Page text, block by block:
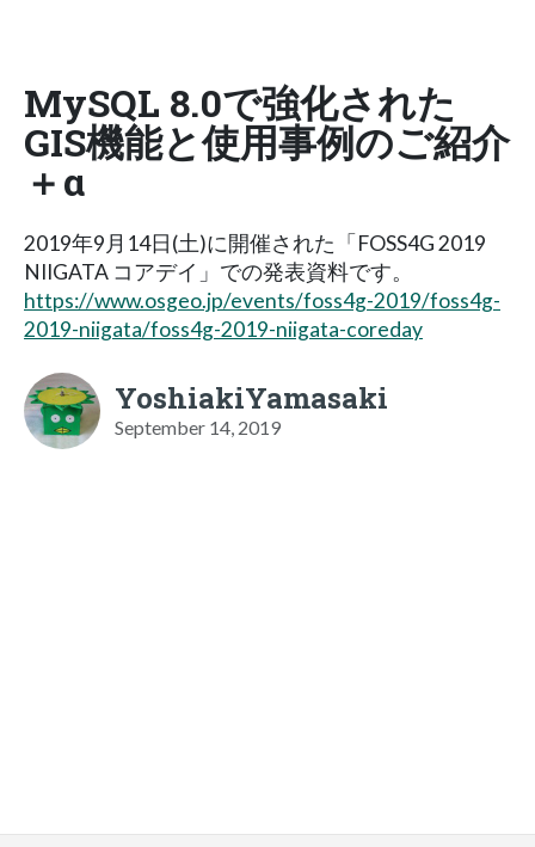
MySQL 8.0で強化された
GIS機能と使用事例のご紹介
＋α
2019年9月14日(土)に開催された「FOSS4G 2019
NIIGATA コアデイ」での発表資料です。
https://www.osgeo.jp/events/foss4g-2019/foss4g-
2019-niigata/foss4g-2019-niigata-coreday
YoshiakiYamasaki
September 14, 2019